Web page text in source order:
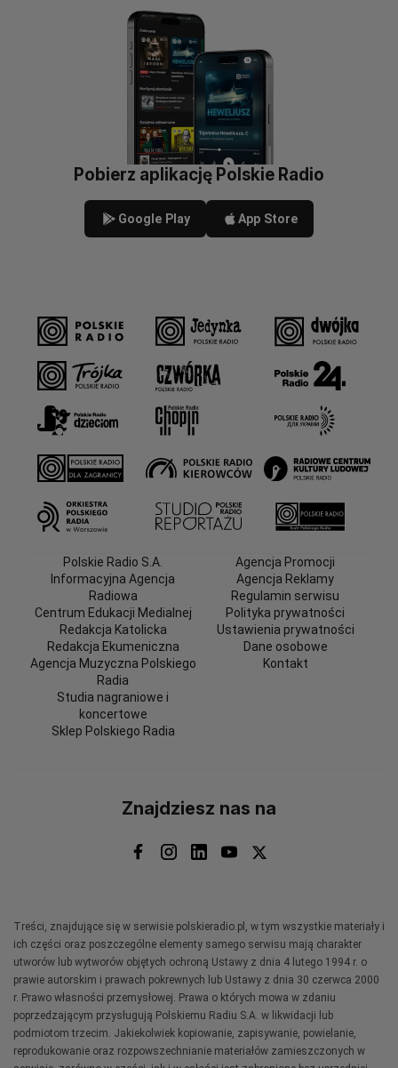
Pobierz aplikację Polskie Radio
Google Play App Store
Polskie Radio S.A.
Informacyjna Agencja
Radiowa
Centrum Edukacji Medialnej
Redakcja Katolicka
Redakcja Ekumeniczna
Agencja Muzyczna Polskiego
Radia
Studia nagraniowe i
koncertowe
Sklep Polskiego Radia
Agencja Promocji
Agencja Reklamy
Regulamin serwisu
Polityka prywatności
Ustawienia prywatności
Dane osobowe
Kontakt
Znajdziesz nas na
Treści, znajdujące się w serwisie polskieradio.pl, w tym wszystkie materiały i
ich części oraz poszczególne elementy samego serwisu mają charakter
utworów lub wytworów objętych ochroną Ustawy z dnia 4 lutego 1994 r. o
prawie autorskim i prawach pokrewnych lub Ustawy z dnia 30 czerwca 2000
r. Prawo własności przemysłowej. Prawa o których mowa w zdaniu
poprzedzającym przysługują Polskiemu Radiu S.A. w likwidacji lub
podmiotom trzecim. Jakiekolwiek kopiowanie, zapisywanie, powielanie,
reprodukowanie oraz rozpowszechnianie materiałów zamieszczonych w